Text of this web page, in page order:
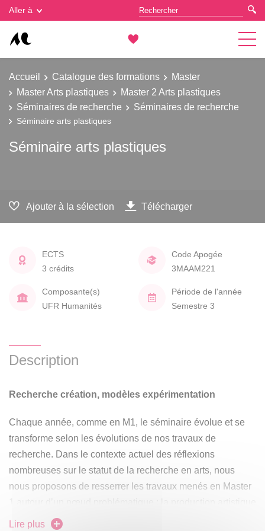
Aller à
Accueil Catalogue des formations
Master
Master Arts plastiques
Master 2 Arts plastiques
Séminaires de recherche
Séminaires de recherche
Séminaire arts plastiques
Séminaire arts plastiques
Ajouter à la sélection Télécharger
ECTS
3 crédits
Code Apogée
3MAAM221
Composante(s)
UFR Humanités
Période de l'année
Semestre 3
Description
Recherche création, modèles expérimentation
Chaque année, comme en M1, le séminaire évolue et se
transforme selon les évolutions de nos travaux de
recherche. Dans le contexte actuel des réflexions
nombreuses sur le statut de la recherche en arts, nous
nous proposons de resserrer les travaux menés en Master
réalisée dans le cadre de protocoles de recherches
Lire plus
Gestion des cookies